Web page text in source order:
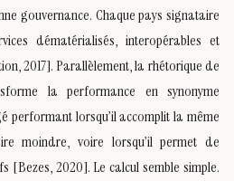
gouvernance. Chaque pays signataire
dématérialisés, interopérables et
2017]. Parallèlement, la rhétorique de
la performance en synonyme
performant lorsqu’il accomplit la même
moindre, voire lorsqu’il permet de
[Bezes, 2020]. Le calcul semble simple.